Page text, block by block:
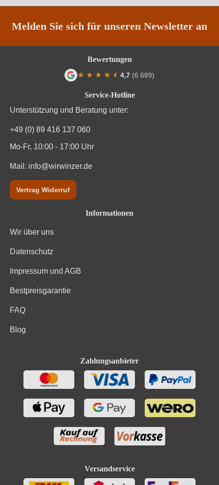
Melden Sie sich für unseren Newsletter an
Service-Hotline
Unterstützung und Beratung unter:
+49 (0) 89 416 137 060
Mo-Fr, 10:00 - 17:00 Uhr
Mail: info@wirwinzer.de
Vertrag Widerruf
Informationen
Wir über uns
Datenschutz
Impressum und AGB
Bestpreisgarantie
FAQ
Blog
Zahlungsanbieter
Versandservice
Bewertungen
★ ★ ★ ★ ★
★ 4,7 (6.689)